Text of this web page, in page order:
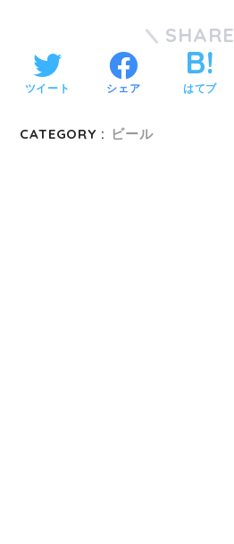
SHARE
ツイート シェア はてブ
CATEGORY : ビール